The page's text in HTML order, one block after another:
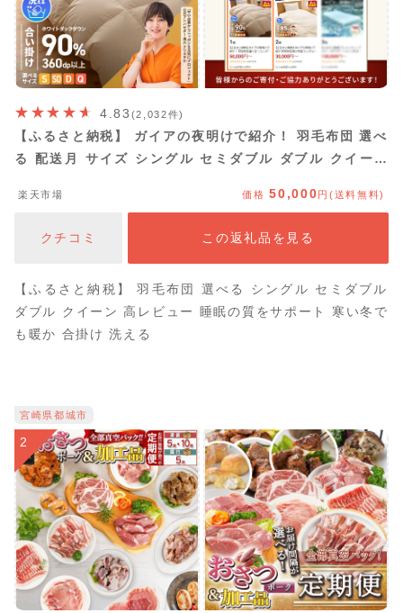
4.83 (2,032件)
【ふるさと納税】 ガイアの夜明けで紹介！ 羽毛布団 選べ
る 配送月 サイズ シングル セミダブル ダブル クイーン
ルドラベル アイボリー 軽量 日本製 ふとん 寝具 ふるさと
楽天市場 価格50,000円(送料無料)
クチコミ この返礼品を見る
【ふるさと納税】 羽毛布団 選べる シングル セミダブル
ダブル クイーン 高レビュー 睡眠の質をサポート 寒い冬で
も暖か 合掛け 洗える
宮崎県都城市
2